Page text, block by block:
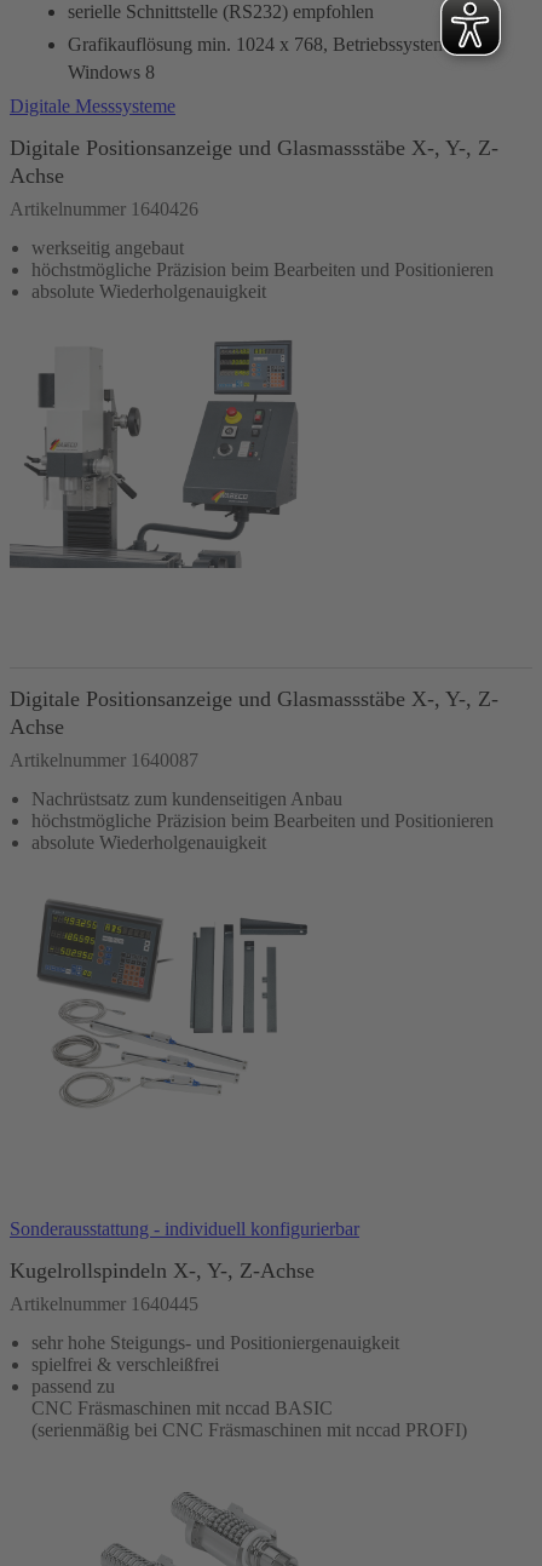
serielle Schnittstelle (RS232) empfohlen
Grafikauflösung min. 1024 x 768, Betriebssystem ab
Windows 8
Digitale Messsysteme
Digitale Positionsanzeige und Glasmassstäbe X-, Y-, Z-
Achse
Artikelnummer 1640426
werkseitig angebaut
höchstmögliche Präzision beim Bearbeiten und Positionieren
absolute Wiederholgenauigkeit
Digitale Positionsanzeige und Glasmassstäbe X-, Y-, Z-
Achse
Artikelnummer 1640087
Nachrüstsatz zum kundenseitigen Anbau
höchstmögliche Präzision beim Bearbeiten und Positionieren
absolute Wiederholgenauigkeit
Sonderausstattung - individuell konfigurierbar
Kugelrollspindeln X-, Y-, Z-Achse
Artikelnummer 1640445
sehr hohe Steigungs- und Positioniergenauigkeit
spielfrei & verschleißfrei
passend zu
CNC Fräsmaschinen mit nccad BASIC
(serienmäßig bei CNC Fräsmaschinen mit nccad PROFI)